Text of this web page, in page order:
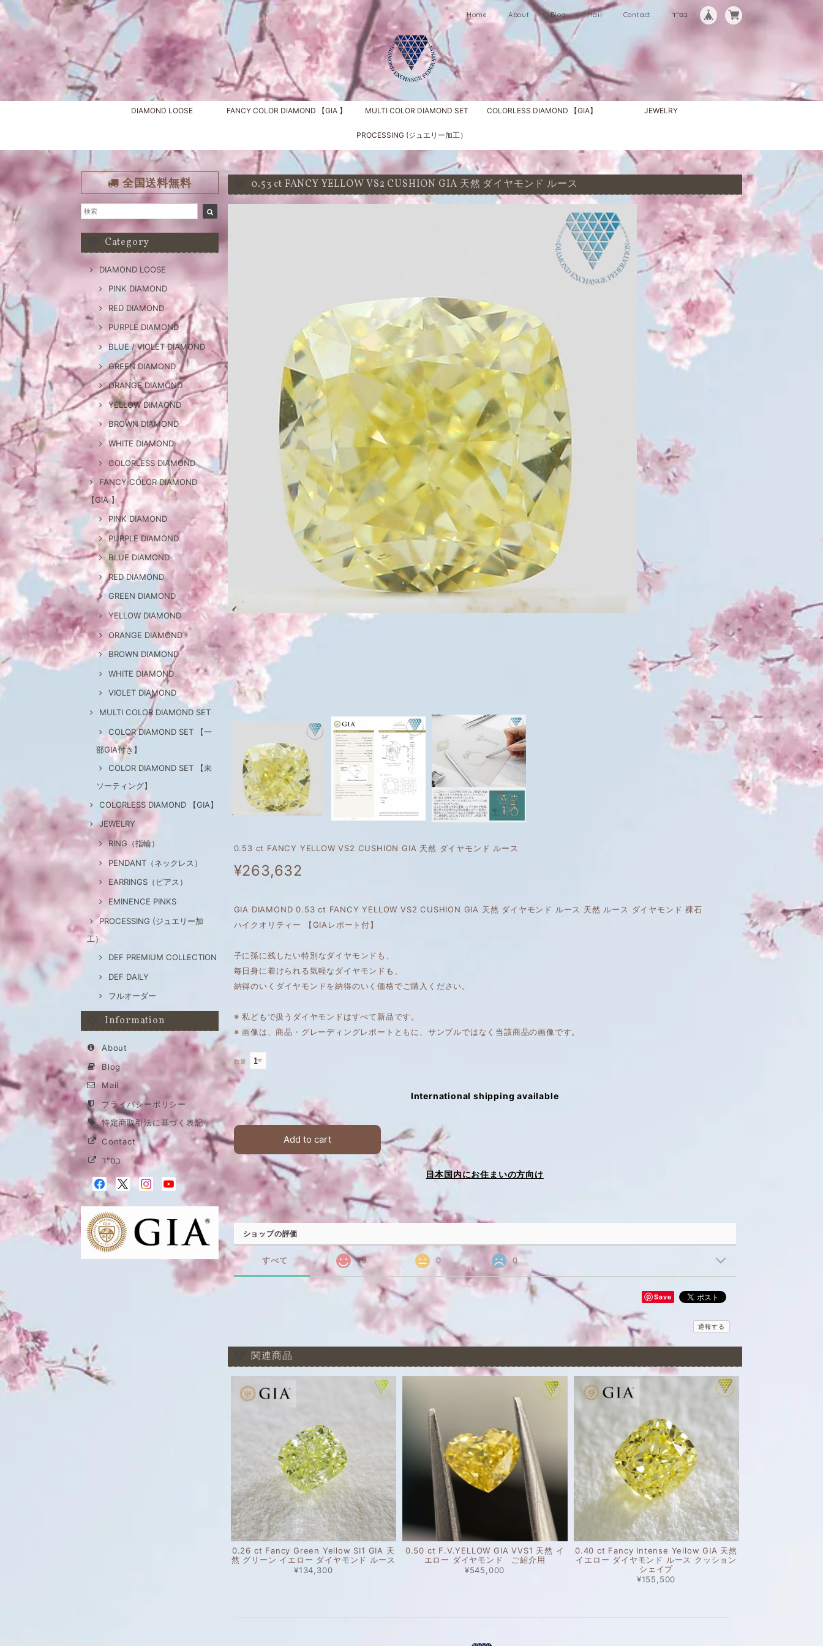
Home About Blog Mail Contact בס"ד
DIAMOND LOOSE FANCY COLOR DIAMOND 【GIA 】 MULTI COLOR DIAMOND SET COLORLESS DIAMOND 【GIA】 JEWELRY
PROCESSING (ジュエリー加工）
全国送料無料
Category
DIAMOND LOOSE
PINK DIAMOND
RED DIAMOND
PURPLE DIAMOND
BLUE / VIOLET DIAMOND
GREEN DIAMOND
ORANGE DIAMOND
YELLOW DIMAOND
BROWN DIAMOND
WHITE DIAMOND
COLORLESS DIAMOND
FANCY COLOR DIAMOND
【GIA 】
PINK DIAMOND
PURPLE DIAMOND
BLUE DIAMOND
RED DIAMOND
GREEN DIAMOND
YELLOW DIAMOND
ORANGE DIAMOND
BROWN DIAMOND
WHITE DIAMOND
VIOLET DIAMOND
MULTI COLOR DIAMOND SET
COLOR DIAMOND SET 【一
部GIA付き】
COLOR DIAMOND SET 【未
ソーティング】
COLORLESS DIAMOND 【GIA】
JEWELRY
RING（指輪）
PENDANT（ネックレス）
EARRINGS（ピアス）
EMINENCE PINKS
PROCESSING (ジュエリー加
工）
DEF PREMIUM COLLECTION
DEF DAILY
フルオーダー
Information
About
Blog
Mail
プライバシーポリシー
特定商取引法に基づく表記
Contact
בס"ד
0.53 ct FANCY YELLOW VS2 CUSHION GIA 天然 ダイヤモンド ルース
0.53 ct FANCY YELLOW VS2 CUSHION GIA 天然 ダイヤモンド ルース
¥263,632
GIA DIAMOND 0.53 ct FANCY YELLOW VS2 CUSHION GIA 天然 ダイヤモンド ルース 天然 ルース ダイヤモンド 裸石
ハイクオリティー 【GIAレポート付】
子に孫に残したい特別なダイヤモンドも、
毎日身に着けられる気軽なダイヤモンドも、
納得のいくダイヤモンドを納得のいく価格でご購入ください。
※ 私どもで扱うダイヤモンドはすべて新品です。
※ 画像は、商品・グレーディングレポートともに、サンプルではなく当該商品の画像です。
数量
International shipping available
Add to cart
日本国内にお住まいの方向け
ショップの評価
すべて 19 0 0
Save
通報する
関連商品
0.26 ct Fancy Green Yellow SI1 GIA 天
然 グリーン イエロー ダイヤモンド ルース
¥134,300
0.50 ct F.V.YELLOW GIA VVS1 天然 イ
エロー ダイヤモンド ご紹介用
¥545,000
0.40 ct Fancy Intense Yellow GIA 天然
イエロー ダイヤモンド ルース クッション
シェイプ
¥155,500